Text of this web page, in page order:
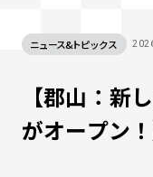
ニュース&トピックス
【郡山：新
がオープン